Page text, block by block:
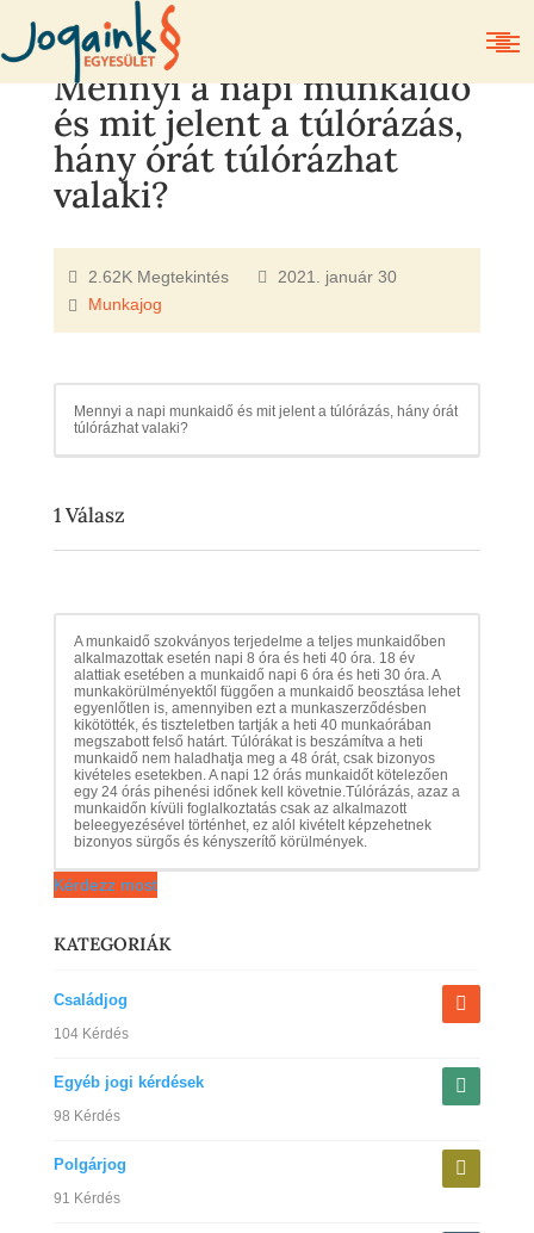
Mennyi a napi munkaidő
és mit jelent a túlórázás,
hány órát túlórázhat
valaki?
2.62K Megtekintés
2021. január 30
Munkajog
Mennyi a napi munkaidő és mit jelent a túlórázás, hány órát
túlórázhat valaki?
1Válasz
A munkaidő szokványos terjedelme a teljes munkaidőben
alkalmazottak esetén napi 8 óra és heti 40 óra. 18 év
alattiak esetében a munkaidő napi 6 óra és heti 30 óra. A
munkakörülményektől függően a munkaidő beosztása lehet
egyenlőtlen is, amennyiben ezt a munkaszerződésben
kikötötték, és tiszteletben tartják a heti 40 munkaórában
megszabott felső határt. Túlórákat is beszámítva a heti
munkaidő nem haladhatja meg a 48 órát, csak bizonyos
kivételes esetekben. A napi 12 órás munkaidőt kötelezően
egy 24 órás pihenési időnek kell követnie.Túlórázás, azaz a
munkaidőn kívüli foglalkoztatás csak az alkalmazott
beleegyezésével történhet, ez alól kivételt képzehetnek
bizonyos sürgős és kényszerítő körülmények.
Kérdezz most
KATEGORIÁK
Családjog
104 Kérdés
Egyéb jogi kérdések
98 Kérdés
Polgárjog
91 Kérdés